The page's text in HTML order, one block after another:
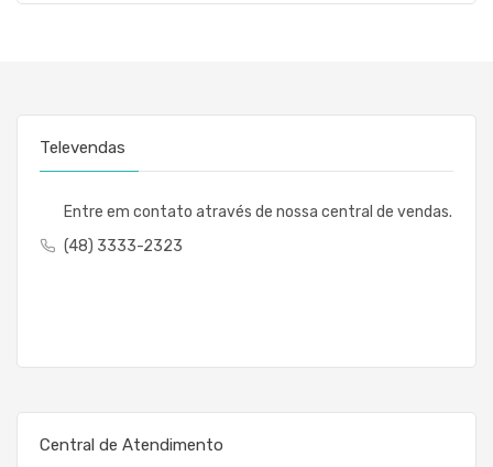
Televendas
Entre em contato através de nossa central de vendas.
(48) 3333-2323
Central de Atendimento